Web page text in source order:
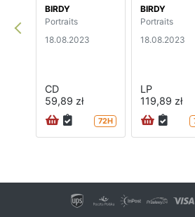
BIRDY
Portraits
18.08.2023
CD
59,89 zł
72H
BIRDY
Portraits
18.08.2023
LP
119,89 zł